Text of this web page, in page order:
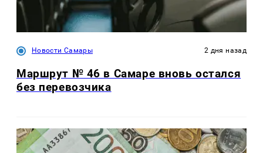
Новости Самары 2 дня назад
Маршрут № 46 в Самаре вновь остался
без перевозчика